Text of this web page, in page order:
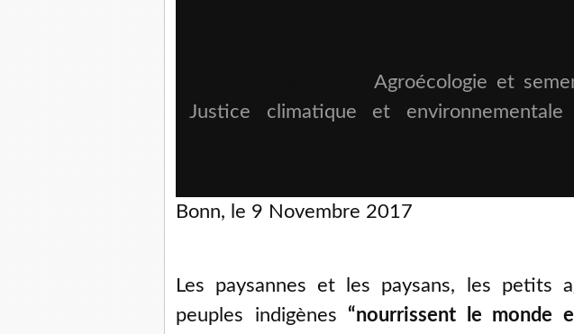
Agroécologie et
Justice climatique et environnementale
Bonn, le 9 Novembre 2017
Les paysannes et les paysans, les petits
peuples indigènes “nourrissent le monde